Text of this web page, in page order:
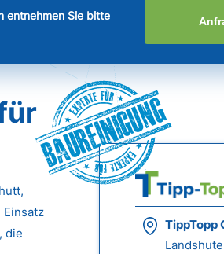
entnehmen Sie bitte
Baureinigung
TippTopp
die